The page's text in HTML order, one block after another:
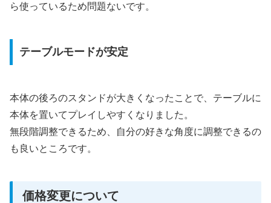
ら使っているため問題ないです。
テーブルモードが安定
本体の後ろのスタンドが大きくなったことで、テーブルに
本体を置いてプレイしやすくなりました。
無段階調整できるため、自分の好きな角度に調整できるの
も良いところです。
価格変更について